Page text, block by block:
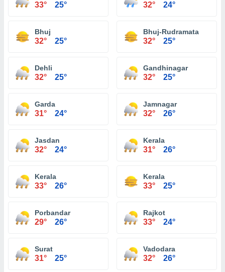
33° 25° 32° 24°
Bhuj
32° 25°
Bhuj-Rudramata
32° 25°
Dehli
32° 25°
Gandhinagar
32° 25°
Garda
31° 24°
Jamnagar
32° 26°
Jasdan
32° 24°
Kerala
31° 26°
Kerala
33° 26°
Kerala
33° 25°
Porbandar
29° 26°
Rajkot
33° 24°
Surat
31° 25°
Vadodara
32° 26°